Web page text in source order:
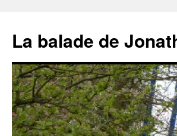
contenu
La balade de